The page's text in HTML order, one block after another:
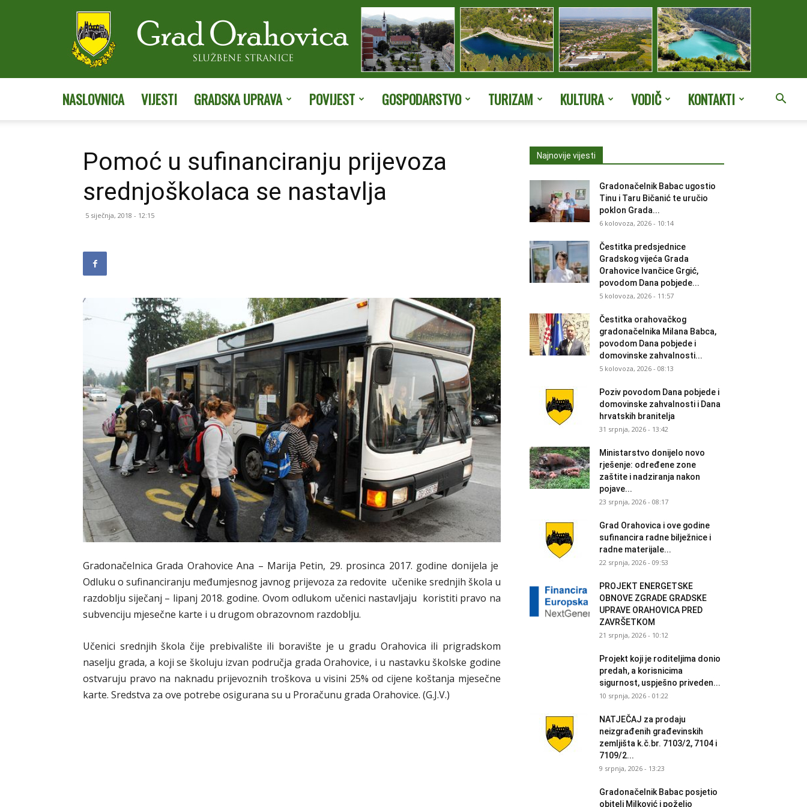
Orahovice
NASLOVNICA VIJESTI GRADSKA UPRAVA POVIJEST GOSPODARSTVO TURIZAM KULTURA VODIČ KONTAKTI
Pomoć u sufinanciranju prijevoza
srednjoškolaca se nastavlja
5 siječnja, 2018 - 12:15
Gradonačelnica Grada Orahovice Ana – Marija Petin, 29. prosinca 2017. godine donijela je
Odluku o sufinanciranju međumjesnog javnog prijevoza za redovite učenike srednjih škola u
razdoblju siječanj – lipanj 2018. godine. Ovom odlukom učenici nastavljaju koristiti pravo na
subvenciju mjesečne karte i u drugom obrazovnom razdoblju.
Učenici srednjih škola čije prebivalište ili boravište je u gradu Orahovica ili prigradskom
naselju grada, a koji se školuju izvan područja grada Orahovice, i u nastavku školske godine
ostvaruju pravo na naknadu prijevoznih troškova u visini 25% od cijene koštanja mjesečne
karte. Sredstva za ove potrebe osigurana su u Proračunu grada Orahovice. (G.J.V.)
Najnovije vijesti
Gradonačelnik Babac ugostio
Tinu i Taru Bičanić te uručio
poklon Grada...
6 kolovoza, 2026 - 10:14
Čestitka predsjednice
Gradskog vijeća Grada
Orahovice Ivančice Grgić,
povodom Dana pobjede...
5 kolovoza, 2026 - 11:57
Čestitka orahovačkog
gradonačelnika Milana Babca,
povodom Dana pobjede i
domovinske zahvalnosti...
5 kolovoza, 2026 - 08:13
Poziv povodom Dana pobjede i
domovinske zahvalnosti i Dana
hrvatskih branitelja
31 srpnja, 2026 - 13:42
Ministarstvo donijelo novo
rješenje: određene zone
zaštite i nadziranja nakon
pojave...
23 srpnja, 2026 - 08:17
Grad Orahovica i ove godine
sufinancira radne bilježnice i
radne materijale...
22 srpnja, 2026 - 09:53
PROJEKT ENERGETSKE
OBNOVE ZGRADE GRADSKE
UPRAVE ORAHOVICA PRED
ZAVRŠETKOM
21 srpnja, 2026 - 10:12
Projekt koji je roditeljima donio
predah, a korisnicima
sigurnost, uspješno priveden...
10 srpnja, 2026 - 01:22
NATJEČAJ za prodaju
neizgrađenih građevinskih
zemljišta k.č.br. 7103/2, 7104 i
7109/2...
9 srpnja, 2026 - 13:23
Gradonačelnik Babac posjetio
obitelj Milković i poželio